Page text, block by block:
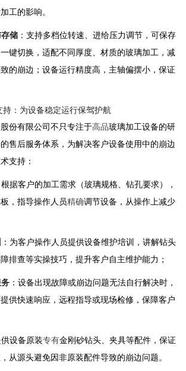
工的影响。
储 ：支持多档位转速、进给压力调节，可保存
键切换，适配不同厚度、材质的玻璃加工，减
的崩边；设备运行精度高，主轴偏摆小，保证
持：为设备稳定运行保驾护航
份有限公司不只专注于高品玻璃加工设备的研
售后服务体系，为解决客户设备使用中的崩边
支持：
根据客户的加工需求（玻璃规格、钻孔要求），
，指导操作人员精确调节设备，从操作上减少
：为客户操作人员提供设备维护培训，讲解钻头
排查等实操技巧，提升客户自主维护能力；
：设备出现故障或崩边问题无法自行解决时，
供快速响应，远程指导或现场检修，保障客户
供设备原装专有金刚砂钻头、夹具等配件，保证
从源头避免因非原装配件导致的崩边问题。